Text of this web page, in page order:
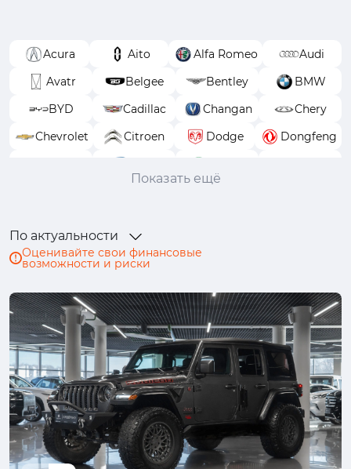
Acura Aito Alfa Romeo
Audi
Avatr
Belgee Bentley
BMW
BYD
Cadillac Changan
Chery
Chevrolet
Citroen Dodge
Dongfeng
Hyundai
Infiniti
Kia
Lada (ВАЗ) Land Rover
Lexus
LiXiang
Lynk & Co Mazda
Mercedes-Benz
MINI
Mitsubishi Nissan
Omoda
Opel
Peugeot Porsche
Ram
Renault
Skoda Solaris
Subaru
Suzuki
SWM Tank
TENET
Toyota
Volkswagen Volvo
Voyah
Показать ещё
По актуальности
Оценивайте свои финансовые
возможности и риски